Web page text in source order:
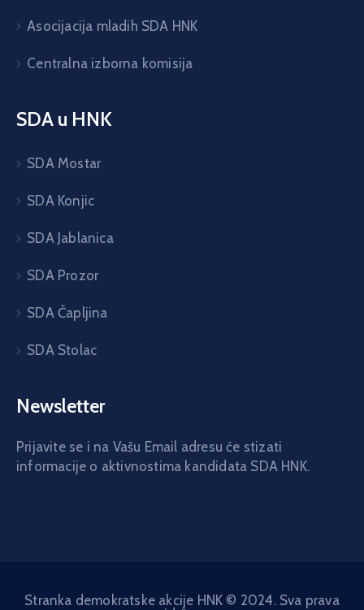
Asocijacija mladih SDA HNK
Centralna izborna komisija
SDA u HNK
SDA Mostar
SDA Konjic
SDA Jablanica
SDA Prozor
SDA Čapljina
SDA Stolac
Newsletter
Prijavite se i na Vašu Email adresu će stizati
informacije o aktivnostima kandidata SDA HNK.
Stranka demokratske akcije HNK © 2024. Sva prava